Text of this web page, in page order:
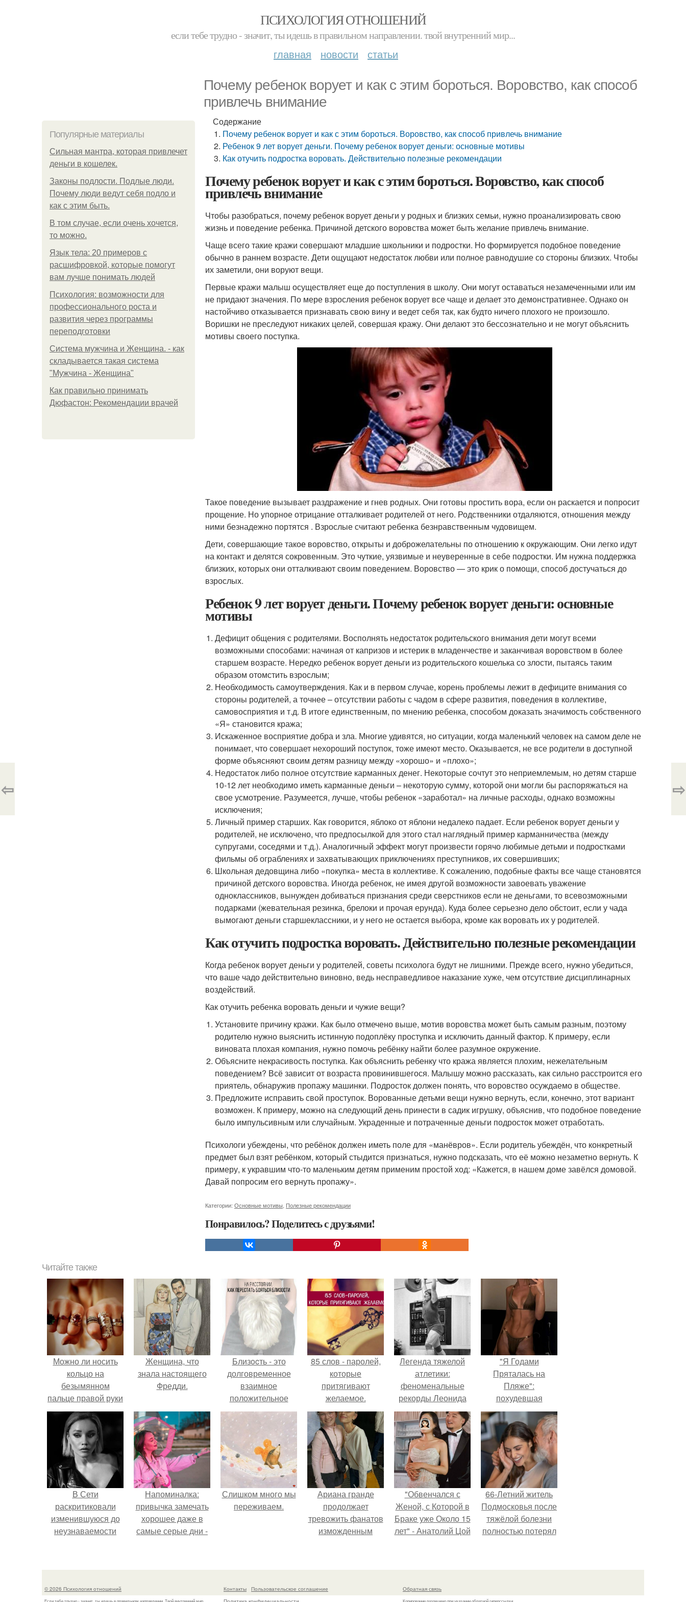
ПСИХОЛОГИЯ ОТНОШЕНИЙ
если тебе трудно - значит, ты идешь в правильном направлении. твой внутренний мир...
главная новости статьи
Почему ребенок ворует и как с этим бороться. Воровство, как способ
привлечь внимание
Популярные материалы
Сильная мантра, которая привлечет
деньги в кошелек.
Законы подлости. Подлые люди.
Почему люди ведут себя подло и
как с этим быть.
В том случае, если очень хочется,
то можно.
Язык тела: 20 примеров с
расшифровкой, которые помогут
вам лучше понимать людей
Психология: возможности для
профессионального роста и
развития через программы
переподготовки
Система мужчина и Женщина. - как
складывается такая система
"Мужчина - Женщина"
Как правильно принимать
Дюфастон: Рекомендации врачей
Содержание
Почему ребенок ворует и как с этим бороться. Воровство, как способ привлечь внимание
Ребенок 9 лет ворует деньги. Почему ребенок ворует деньги: основные мотивы
Как отучить подростка воровать. Действительно полезные рекомендации
Почему ребенок ворует и как с этим бороться. Воровство, как способ
привлечь внимание
Чтобы разобраться, почему ребенок ворует деньги у родных и близких семьи, нужно проанализировать свою
жизнь и поведение ребенка. Причиной детского воровства может быть желание привлечь внимание.
Чаще всего такие кражи совершают младшие школьники и подростки. Но формируется подобное поведение
обычно в раннем возрасте. Дети ощущают недостаток любви или полное равнодушие со стороны близких. Чтобы
их заметили, они воруют вещи.
Первые кражи малыш осуществляет еще до поступления в школу. Они могут оставаться незамеченными или им
не придают значения. По мере взросления ребенок ворует все чаще и делает это демонстративнее. Однако он
настойчиво отказывается признавать свою вину и ведет себя так, как будто ничего плохого не произошло.
Воришки не преследуют никаких целей, совершая кражу. Они делают это бессознательно и не могут объяснить
мотивы своего поступка.
Такое поведение вызывает раздражение и гнев родных. Они готовы простить вора, если он раскается и попросит
прощение. Но упорное отрицание отталкивает родителей от него. Родственники отдаляются, отношения между
ними безнадежно портятся . Взрослые считают ребенка безнравственным чудовищем.
Дети, совершающие такое воровство, открыты и доброжелательны по отношению к окружающим. Они легко идут
на контакт и делятся сокровенным. Это чуткие, уязвимые и неуверенные в себе подростки. Им нужна поддержка
близких, которых они отталкивают своим поведением. Воровство — это крик о помощи, способ достучаться до
взрослых.
Ребенок 9 лет ворует деньги. Почему ребенок ворует деньги: основные
мотивы
Дефицит общения с родителями. Восполнять недостаток родительского внимания дети могут всеми
возможными способами: начиная от капризов и истерик в младенчестве и заканчивая воровством в более
старшем возрасте. Нередко ребенок ворует деньги из родительского кошелька со злости, пытаясь таким
образом отомстить взрослым;
Необходимость самоутверждения. Как и в первом случае, корень проблемы лежит в дефиците внимания со
стороны родителей, а точнее – отсутствии работы с чадом в сфере развития, поведения в коллективе,
самовосприятия и т.д. В итоге единственным, по мнению ребенка, способом доказать значимость собственного
«Я» становится кража;
Искаженное восприятие добра и зла. Многие удивятся, но ситуации, когда маленький человек на самом деле не
понимает, что совершает нехороший поступок, тоже имеют место. Оказывается, не все родители в доступной
форме объясняют своим детям разницу между «хорошо» и «плохо»;
Недостаток либо полное отсутствие карманных денег. Некоторые сочтут это неприемлемым, но детям старше
10-12 лет необходимо иметь карманные деньги – некоторую сумму, которой они могли бы распоряжаться на
свое усмотрение. Разумеется, лучше, чтобы ребенок «заработал» на личные расходы, однако возможны
исключения;
Личный пример старших. Как говорится, яблоко от яблони недалеко падает. Если ребенок ворует деньги у
родителей, не исключено, что предпосылкой для этого стал наглядный пример карманничества (между
супругами, соседями и т.д.). Аналогичный эффект могут произвести горячо любимые детьми и подростками
фильмы об ограблениях и захватывающих приключениях преступников, их совершивших;
Школьная дедовщина либо «покупка» места в коллективе. К сожалению, подобные факты все чаще становятся
причиной детского воровства. Иногда ребенок, не имея другой возможности завоевать уважение
одноклассников, вынужден добиваться признания среди сверстников если не деньгами, то всевозможными
подарками (жевательная резинка, брелоки и прочая ерунда). Куда более серьезно дело обстоит, если у чада
вымогают деньги старшеклассники, и у него не остается выбора, кроме как воровать их у родителей.
Как отучить подростка воровать. Действительно полезные рекомендации
Когда ребенок ворует деньги у родителей, советы психолога будут не лишними. Прежде всего, нужно убедиться,
что ваше чадо действительно виновно, ведь несправедливое наказание хуже, чем отсутствие дисциплинарных
воздействий.
Как отучить ребенка воровать деньги и чужие вещи?
Установите причину кражи. Как было отмечено выше, мотив воровства может быть самым разным, поэтому
родителю нужно выяснить истинную подоплёку проступка и исключить данный фактор. К примеру, если
виновата плохая компания, нужно помочь ребёнку найти более разумное окружение.
Объясните некрасивость поступка. Как объяснить ребенку что кража является плохим, нежелательным
поведением? Всё зависит от возраста провинившегося. Малышу можно рассказать, как сильно расстроится его
приятель, обнаружив пропажу машинки. Подросток должен понять, что воровство осуждаемо в обществе.
Предложите исправить свой проступок. Ворованные детьми вещи нужно вернуть, если, конечно, этот вариант
возможен. К примеру, можно на следующий день принести в садик игрушку, объяснив, что подобное поведение
было импульсивным или случайным. Украденные и потраченные деньги подросток может отработать.
Психологи убеждены, что ребёнок должен иметь поле для «манёвров». Если родитель убеждён, что конкретный
предмет был взят ребёнком, который стыдится признаться, нужно подсказать, что её можно незаметно вернуть. К
примеру, к укравшим что-то маленьким детям применим простой ход: «Кажется, в нашем доме завёлся домовой.
Давай попросим его вернуть пропажу».
Категории: Основные мотивы Полезные рекомендации
Понравилось? Поделитесь с друзьями!
⇦ ⇨
Читайте также
Можно ли носить
кольцо на
безымянном
пальце правой руки
незамужней
девушке
Женщина, что
знала настоящего
Фредди.
Близocть - это
долговременное
взаимное
положительное
эмоциональное
вовлечение,
взаимодействие.
85 слов - паролей,
которые
притягивают
желаемое.
Легенда тяжелой
атлетики:
феноменальные
рекорды Леонида
Тараненко.
"Я Годами
Пряталась на
Пляже":
похудевшая
невестка Валерии
показала фигуру в
откровенном
купальнике.
В Сети
раскритиковали
изменившуюся до
неузнаваемости
Напоминалка:
привычка замечать
хорошее даже в
самые серые дни -
саморазвитию.
Слишком много мы
пеpеживаем.
Ариана гранде
продолжает
тревожить фанатов
изможденным
"Обвенчался с
Женой, с Которой в
Браке уже Около 15
лет" - Анатолий Цой
"тайной свадьбой".
66-Летний житель
Подмосковья после
тяжёлой болезни
полностью потерял
восстановить
© 2026 Психология отношений
Если тебе трудно - значит, ты идешь в правильном направлении. Твой внутренний мир...
Контакты
Пользовательское соглашение
Обратная связь
Копирование разрешено при указании обратной гиперссылки.